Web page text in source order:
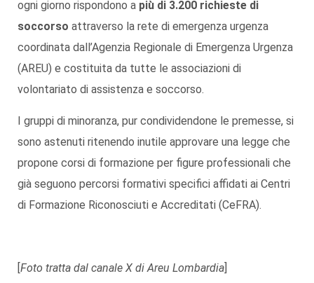
ogni giorno rispondono a più di 3.200 richieste di
soccorso attraverso la rete di emergenza urgenza
coordinata dall’Agenzia Regionale di Emergenza Urgenza
(AREU) e costituita da tutte le associazioni di
volontariato di assistenza e soccorso.
I gruppi di minoranza, pur condividendone le premesse, si
sono astenuti ritenendo inutile approvare una legge che
propone corsi di formazione per figure professionali che
già seguono percorsi formativi specifici affidati ai Centri
di Formazione Riconosciuti e Accreditati (CeFRA).
[Foto tratta dal canale X di Areu Lombardia]